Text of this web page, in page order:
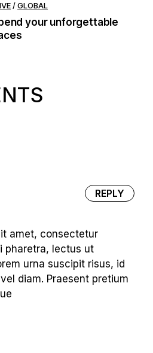
GLOBAL
your unforgettable
REPLY
amet, consectetur
pharetra, lectus ut
urna suscipit risus, id
diam. Praesent pretium